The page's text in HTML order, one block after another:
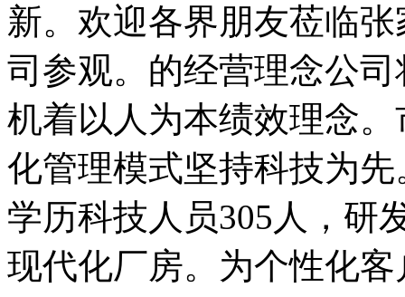
新。欢迎各界朋友莅临
司参观。的经营理念公
机着以人为本绩效理念
化管理模式坚持科技为
学历科技人员305人，研
现代化厂房。为个性化